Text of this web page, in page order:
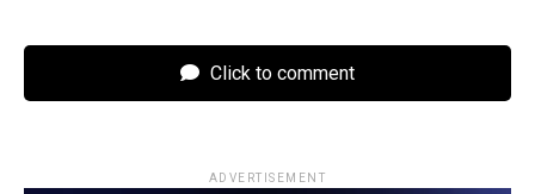
Click to comment
ADVERTISEMENT